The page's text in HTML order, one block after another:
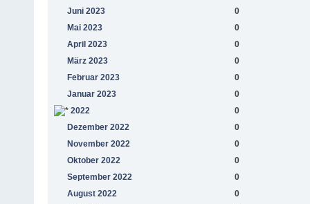
Juni 2023
0
Mai 2023
0
April 2023
0
März 2023
0
Februar 2023
0
Januar 2023
0
2022
0
Dezember 2022
0
November 2022
0
Oktober 2022
0
September 2022
0
August 2022
0